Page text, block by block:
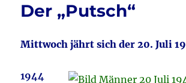
Der „Putsch“
Mittwoch jährt sich der 20. Juli
1944